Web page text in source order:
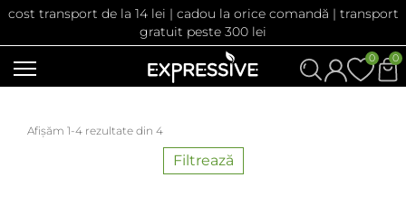
cost transport de la 14 lei | cadou la orice comandă | transport
gratuit peste 300 lei
0
0
Afișăm 1-4 rezultate din 4
Filtrează